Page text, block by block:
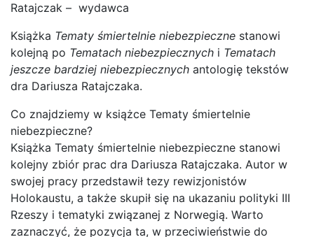
Ratajczak – wydawca
Książka Tematy śmiertelnie niebezpieczne stanowi
kolejną po Tematach niebezpiecznych i Tematach
jeszcze bardziej niebezpiecznych antologię tekstów
dra Dariusza Ratajczaka.
Co znajdziemy w książce Tematy śmiertelnie
niebezpieczne?
Książka Tematy śmiertelnie niebezpieczne stanowi
kolejny zbiór prac dra Dariusza Ratajczaka. Autor w
swojej pracy przedstawił tezy rewizjonistów
Holokaustu, a także skupił się na ukazaniu polityki III
Rzeszy i tematyki związanej z Norwegią. Warto
zaznaczyć, że pozycja ta, w przeciwieństwie do